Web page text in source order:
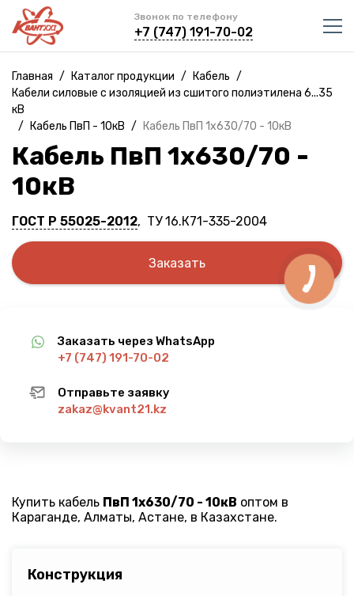
Звонок по телефону
+7 (747) 191-70-02
Главная / Каталог продукции / Кабель /
Кабели силовые с изоляцией из сшитого полиэтилена 6...35
кВ
/
Кабель ПвП - 10кВ / Кабель ПвП 1х630/70 - 10кВ
Кабель ПвП 1х630/70 -
10кВ
ГОСТ Р 55025-2012, ТУ 16.К71-335-2004
Заказать
Заказать через WhatsApp
+7 (747) 191-70-02
Отправьте заявку
zakaz@kvant21.kz
Купить кабель ПвП 1х630/70 - 10кВ оптом в
Караганде, Алматы, Астане, в Казахстане.
Конструкция